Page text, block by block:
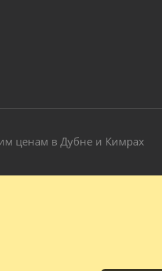
ценам в Дубне и Кимрах